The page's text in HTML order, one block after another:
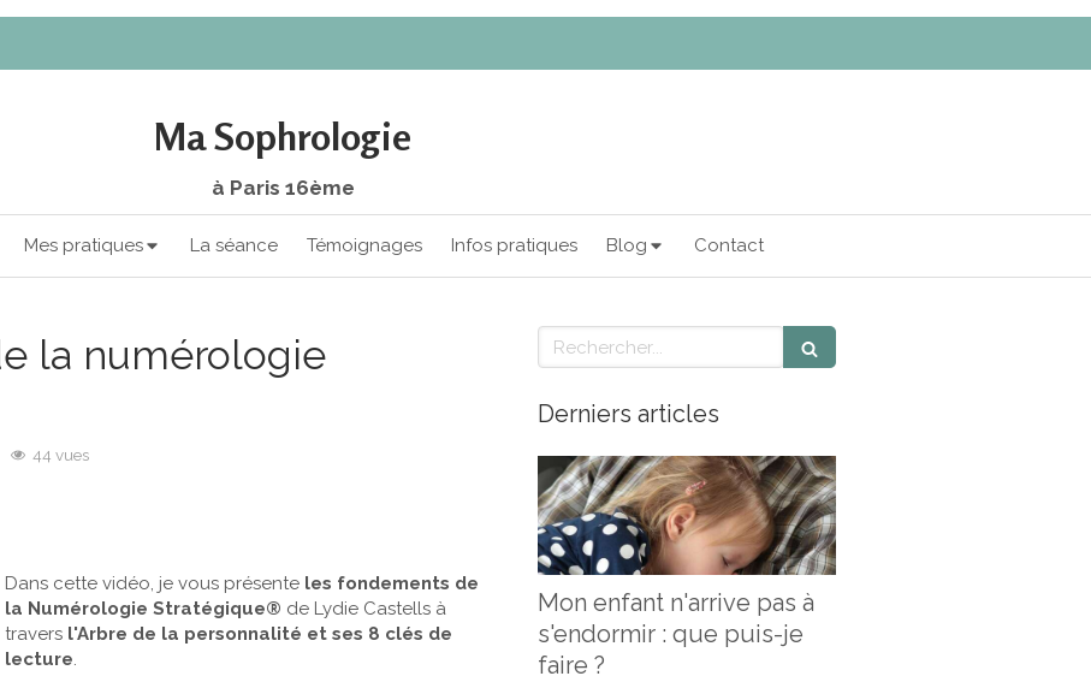
Ma Sophrologie
à Paris 16ème
Mes pratiques La séance Témoignages Infos pratiques Blog Contact
la numérologie
44 vues
Dans cette vidéo, je vous présente les fondements de
la Numérologie Stratégique® de Lydie Castells à
travers l'Arbre de la personnalité et ses 8 clés de
lecture.
Rechercher
Derniers articles
Mon enfant n'arrive pas à
s'endormir : que puis-je
faire ?